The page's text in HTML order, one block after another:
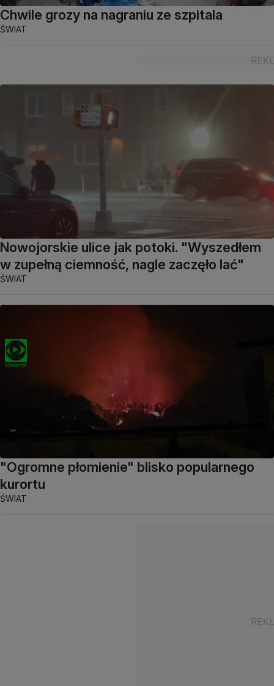
Chwile grozy na nagraniu ze szpitala
ŚWIAT
Nowojorskie ulice jak potoki. "Wyszedłem
w zupełną ciemność, nagle zaczęło lać"
ŚWIAT
"Ogromne płomienie" blisko popularnego
kurortu
ŚWIAT